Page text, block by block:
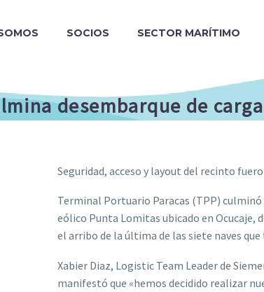
SOCIOS SECTOR MARÍTIMO
desembarque de
Seguridad, acceso y layout del recinto
Terminal Portuario Paracas (TPP)
eólico Punta Lomitas ubicado en Ocucaje,
el arribo de la última de las siete naves
Xabier Diaz, Logistic Team Leader de
manifestó que «hemos decidido realizar